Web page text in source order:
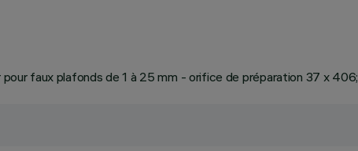
faux plafonds de 1 à 25 mm - orifice de préparation 37 x 406;